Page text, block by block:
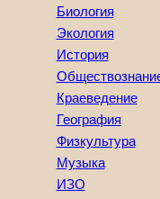
Биология
Экология
История
Краеведение
География
Физкультура
Музыка
ИЗО